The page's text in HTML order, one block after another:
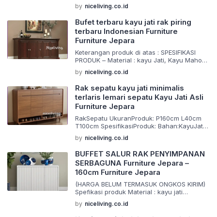
PengerjaanRapih,Awet,Kuat,Kokoh&TahanL
ama
Packingmenggunakankardusyangtebaluntu
kkeamananselamadalampengiriman
Keunggulan Produk Kami:
KualitasTerbaik
BarangYangKamiBuatDiKerjakanOlehOrang-
OrangYangSudahBerpengalamanDalamBida
BarangYangKamiJualAdalahProdukMebel/F
urnitureKualitasTerbaik Bisa Custom Produk
Ukuran & Warna Harga Lebih Murah Karena
Kami Langsung Pengrajin (Tangan Pertama)
Pengiriman:
1.NOTABARANG/InvoicesayakirimpakaiJNE/J
2.UntukBARANGakankamikirimmenggunaka
ayangsudahsangatterpercayadantelahbeke
rjasamadengankami Catatan:
Hargayangtercantumbelumtermasukongkire
kpedisi,infoongkirekpedisibisachatpelapakt
erlebihdahulu
Selamatberbelanjaditokofurniturekami
Terimakasihtelahmengunjungitokofurniturek
by niceliving.co.id
Bufet terbaru kayu jati rak piring
terbaru Indonesian Furniture
Furniture Jepara
Keterangan produk di atas : SPESIFIKASI
PRODUK – Material : kayu Jati, Kayu Mahoni
natural ,walnut dan duco atau sesuai yang
anda inginkan – Packing : Menggunakan 2
lapis kertas single fish dan kardus tebal
Barang di buat menggunakan material yang
berkualitas dan juga dikerjakan oleh tangan
by niceliving.co.id
Rak sepatu kayu jati minimalis
terlaris lemari sepatu Kayu Jati Asli
Furniture Jepara
RakSepatu UkuranProduk: P160cm L40cm
T100cm SpesifikasiProduk: Bahan:KayuJati
PengerjaanRapih,Awet,Kuat,Kokoh&TahanL
Packingmenggunakankardusyangtebaluntu
kkeamananselamadalampengiriman
Keunggulan Produk Kami:
BarangYangKamiBuatMenggunakanMaterial
KualitasTerbaik
BarangYangKamiBuatDiKerjakanOlehOrang-
OrangYangSudahBerpengalamanDalamBida
by niceliving.co.id
BUFFET SALUR RAK PENYIMPANAN
SERBAGUNA Furniture Jepara –
160cm Furniture Jepara
(HARGA BELUM TERMASUK ONGKOS KIRIM)
Spefikasi produk Material : kayu jati
melayani request custom semua jenis
(bahan,ukuran,desain,warna) Furniture
by niceliving.co.id